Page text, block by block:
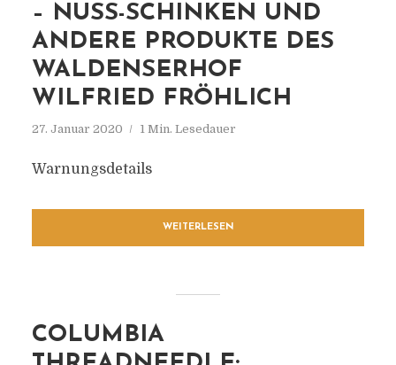
– NUSS-SCHINKEN UND
ANDERE PRODUKTE DES
WALDENSERHOF
WILFRIED FRÖHLICH
27. Januar 2020 1 Min. Lesedauer
Warnungsdetails
WEITERLESEN
COLUMBIA